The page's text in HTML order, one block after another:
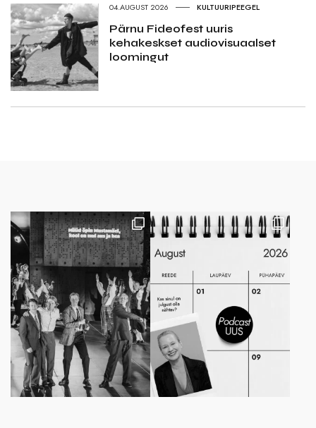
04.AUGUST 2026 KULTUURIPEEGEL
Pärnu Fideofest uuris
kehakeskset audiovisuaalset
loomingut